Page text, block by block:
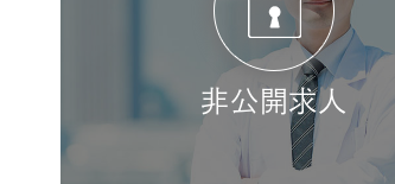
非公開求人